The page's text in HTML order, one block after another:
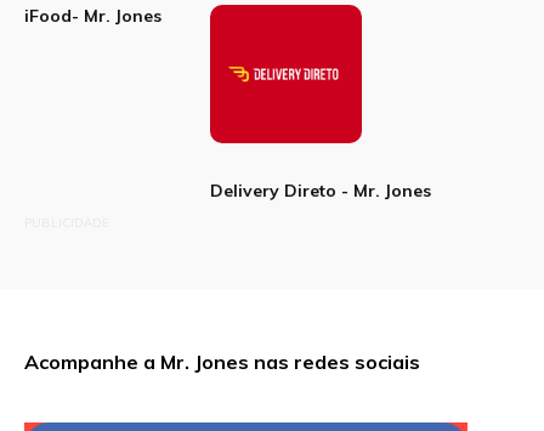
iFood- Mr. Jones
Delivery Direto - Mr. Jones
Acompanhe a Mr. Jones nas redes sociais